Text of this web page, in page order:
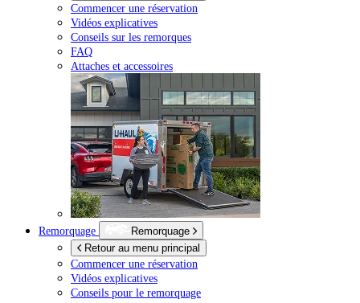
Commencer une réservation
Vidéos explicatives
Conseils sur les remorques
FAQ
Attaches et accessoires
Remorquage
Remorquage
Retour au menu principal
Commencer une réservation
Vidéos explicatives
Conseils pour le remorquage